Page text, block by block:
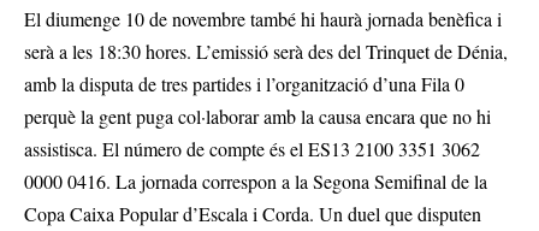
El diumenge 10 de novembre també hi haurà jornada benèfica i
serà a les 18:30 hores. L’emissió serà des del Trinquet de Dénia,
amb la disputa de tres partides i l’organització d’una Fila 0
perquè la gent puga col·laborar amb la causa encara que no hi
assistisca. El número de compte és el ES13 2100 3351 3062
0000 0416. La jornada correspon a la Segona Semifinal de la
Copa Caixa Popular d’Escala i Corda. Un duel que disputen